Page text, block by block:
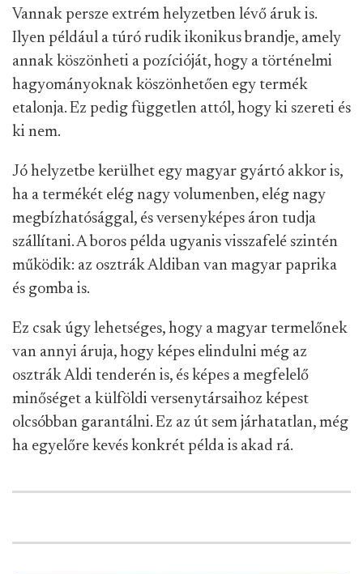
Vannak persze extrém helyzetben lévő áruk is.
Ilyen például a túró rudik ikonikus brandje, amely
annak köszönheti a pozícióját, hogy a történelmi
hagyományoknak köszönhetően egy termék
etalonja. Ez pedig független attól, hogy ki szereti és
ki nem.
Jó helyzetbe kerülhet egy magyar gyártó akkor is,
ha a termékét elég nagy volumenben, elég nagy
megbízhatósággal, és versenyképes áron tudja
szállítani. A boros példa ugyanis visszafelé szintén
működik: az osztrák Aldiban van magyar paprika
és gomba is.
Ez csak úgy lehetséges, hogy a magyar termelőnek
van annyi áruja, hogy képes elindulni még az
osztrák Aldi tenderén is, és képes a megfelelő
minőséget a külföldi versenytársaihoz képest
olcsóbban garantálni. Ez az út sem járhatatlan, még
ha egyelőre kevés konkrét példa is akad rá.